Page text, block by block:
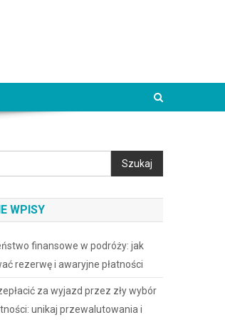
Szukaj
WPISY
finansowe w podróży: jak
rezerwę i awaryjne płatności
za wyjazd przez zły wybór
unikaj przewalutowania i